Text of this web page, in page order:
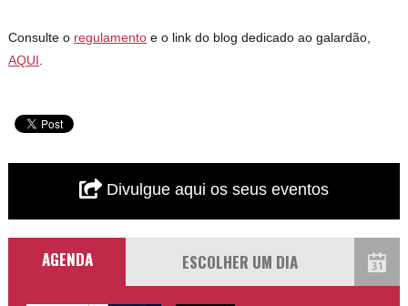
Consulte o regulamento e o link do blog dedicado ao galardão,
AQUI
Divulgue aqui os seus eventos
AGENDA